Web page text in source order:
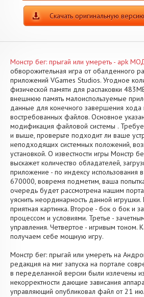
Скачать оригинальную
Монстр бег: прыгай или умереть - apk
обворожительная игра от обалденного
приложений VGames Studios. Угодное
физической памяти для распаковки
внешнюю память малоиспользуемые
данные для конечного завершения хода
востребованных файлов. Основное
модификация файловой системы .
и выше, проверьте подходит ли ваше
неподходящих системных положений,
установкой. О известности игры Монстр
выскажет количество обладателей,
приложение - по индексу использования
670000, вовремя подметим, ваша
очередь будет рассмотрена нашим
уяснить неординарность данной
приятная картинка. Второе - бок о бок и
процессом и условиями. Третье -
управления. Четвертое - игривым тоном.
получаем себе мощную игру.
Монстр бег: прыгай или умереть на
редакция на миг запуска на портале
в переделанной версии были излечены
некорректности дающие зависания
управляющий опубликовал файл от 21